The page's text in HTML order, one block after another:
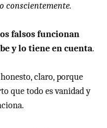
conscientemente.
falsos funcionan
y lo tiene en cuenta.
claro, porque
que todo es vanidad y